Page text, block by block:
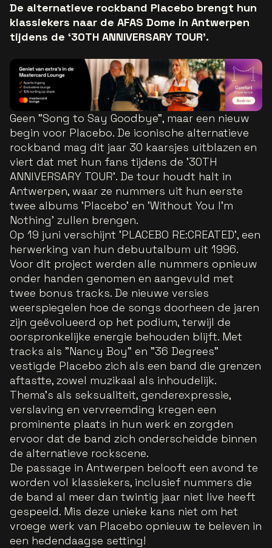
De alternatieve rockband Placebo brengt hun
klassiekers naar de AFAS Dome in Antwerpen
tijdens de ‘30TH ANNIVERSARY TOUR’.
Geen "Song to Say Goodbye", maar een nieuw
begin voor Placebo. De iconische alternatieve
rockband mag dit jaar 30 kaarsjes uitblazen en
viert dat met hun fans tijdens de '30TH
ANNIVERSARY TOUR'. De tour houdt halt in
Antwerpen, waar ze nummers uit hun eerste
twee albums 'Placebo' en 'Without You I'm
Nothing' zullen brengen.
Op 19 juni verschijnt 'PLACEBO RE:CREATED', een
herwerking van hun debuutalbum uit 1996.
Voor dit project werden alle nummers opnieuw
onder handen genomen en aangevuld met
twee bonus tracks. De nieuwe versies
weerspiegelen hoe de songs doorheen de jaren
zijn geëvolueerd op het podium, terwijl de
oorspronkelijke energie behouden blijft. Met
tracks als "Nancy Boy" en "36 Degrees"
vestigde Placebo zich als een band die grenzen
aftastte, zowel muzikaal als inhoudelijk.
Thema's als seksualiteit, genderexpressie,
verslaving en vervreemding kregen een
prominente plaats in hun werk en zorgden
ervoor dat de band zich onderscheidde binnen
de alternatieve rockscene.
De passage in Antwerpen belooft een avond te
worden vol klassiekers, inclusief nummers die
de band al meer dan twintig jaar niet live heeft
gespeeld. Mis deze unieke kans niet om het
vroege werk van Placebo opnieuw te beleven in
een hedendaagse setting!